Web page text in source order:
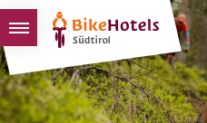
BIKEHOTELS